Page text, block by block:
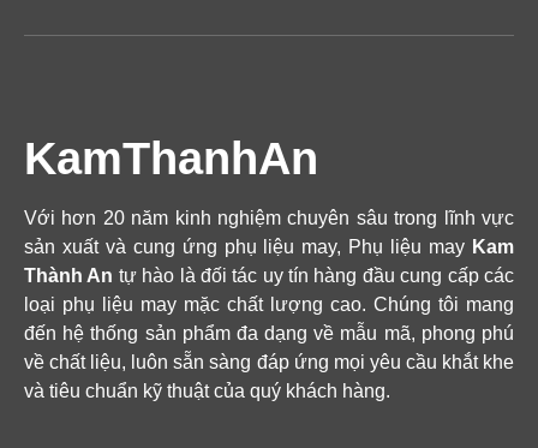
KamThanhAn
Với hơn 20 năm kinh nghiệm chuyên sâu trong lĩnh vực
sản xuất và cung ứng phụ liệu may, Phụ liệu may Kam
Thành An tự hào là đối tác uy tín hàng đầu cung cấp các
loại phụ liệu may mặc chất lượng cao. Chúng tôi mang
đến hệ thống sản phẩm đa dạng về mẫu mã, phong phú
về chất liệu, luôn sẵn sàng đáp ứng mọi yêu cầu khắt khe
và tiêu chuẩn kỹ thuật của quý khách hàng.